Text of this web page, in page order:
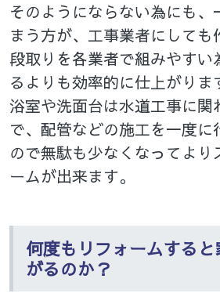
そのようにならない為にも、
まう方が、工事業者にしても
段取りを各業者で組みやすい
るよりも効率的に仕上がりま
浴室や洗面台は水道工事に関
で、配管などの施工を一度に
ので無駄も少なくなってより
ームが出来ます。
何度もリフォームする
がるのか？